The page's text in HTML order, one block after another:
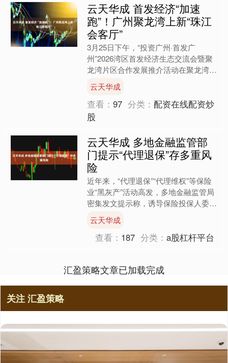
云天华成 首发经济“加速
跑”！广州聚龙湾上新“珠江
会客厅”
3月25日下午，“投资广州·首发广
州”2026湾区首发经济生态交流会暨聚
龙湾片区合作发展推介活动在聚龙湾展
示中心成功举办。 活动由广州市投资
发展委员会办公室主办....
云天华成
查看：97 分类：配资在线配资炒
股
云天华成 多地金融监管部
门提示“代理退保”存多重风
险
近年来，“代理退保”“代理维权”等保险
业“黑灰产”活动高发，多地金融监管局
密集发文提示称，诱导保险投保人委托
代办“全额退保”等行为，不仅严重扰乱
了正常金融市场秩....
云天华成
查看： 187 分类：a股杠杆平台
汇盈策略文章已加载完成
关注 汇盈策略